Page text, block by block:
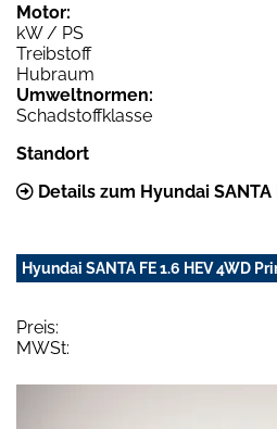
Motor:
kW / PS
Treibstoff
Hubraum
Umweltnormen:
Schadstoffklasse
Standort
Details zum Hyundai SANTA
Hyundai SANTA FE 1.6 HEV 4WD
Preis:
MWSt: